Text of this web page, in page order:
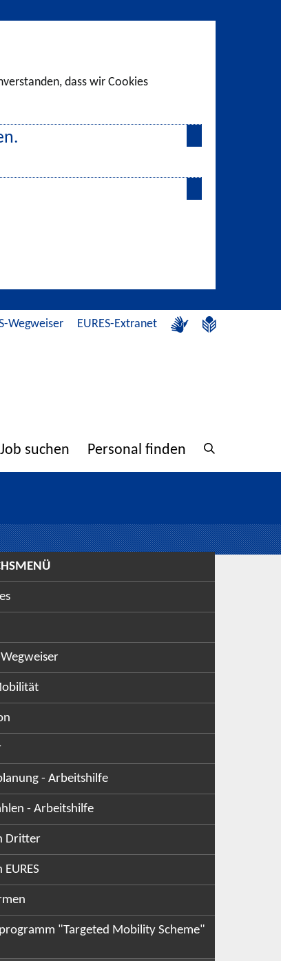
dass wir Cookies
Wegweiser EURES-Extranet
Job suchen Personal finden
Wegweiser
- Arbeitshilfe
- Arbeitshilfe
Dritter
"Targeted Mobility Scheme"